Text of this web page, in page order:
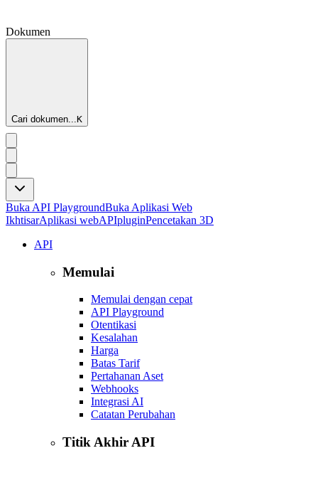
Dokumen
Cari dokumen...K
Buka API PlaygroundBuka Aplikasi Web
IkhtisarAplikasi webAPIpluginPencetakan 3D
API
Memulai
Memulai dengan cepat
API Playground
Otentikasi
Kesalahan
Harga
Batas Tarif
Pertahanan Aset
Webhooks
Integrasi AI
Catatan Perubahan
Titik Akhir API